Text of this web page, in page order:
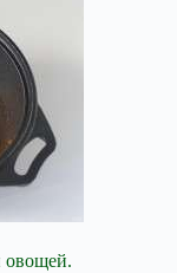
овощей.